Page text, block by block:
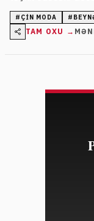
iştirak edəcək.
# ÇIN MODA #
TAM OXU →